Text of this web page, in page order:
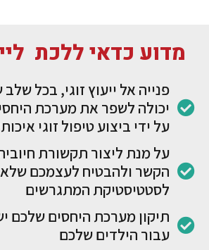
מדוע כדאי ללכת
פנייה אל ייעוץ זוגי, בכל שלב
יכולה לשפר את מערכת
על ידי ביצוע טיפול זוגי
על מנת ליצור תקשורת
הקשר ולהבטיח לעצמכם שלא
לסטטיסטיקת המתגרשים
תיקון מערכת היחסים שלכם
עבור הילדים שלכם